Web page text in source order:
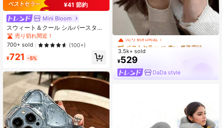
¥41 節約
Mini Bloom
スウィート＆クール シルバースター
＆ピンクグリッター ソフトフォンケ
ース、iPhone 17 Pro、16 Pro、15 Pr
o Max、14対応、落下防止、エレガ
ントなガールデザイン
売り切れ間近！
700+ sold
(100+)
¥721 -5%
#5 ベストセラー
に 青い 携帯電話ケース
売り切れ間近！
#5 ベストセラー
売り切れ間近！
#5 ベストセラー
売り切れ間近！
#5 ベストセラー
売り切れ間近！
3.5k+ sold
¥529
DaDa style